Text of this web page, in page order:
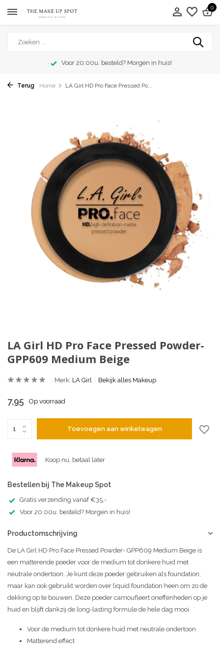
0
Voor 20:00u. besteld? Morgen in huis!
Terug Home LA Girl HD Pro Face Pressed Po...
LA Girl HD Pro Face Pressed Powder-
GPP609 Medium Beige
Merk: LA Girl Bekijk alles Makeup
7,95 Op voorraad
Toevoegen aan winkelwagen
Koop nu, betaal later
Bestellen bij The Makeup Spot
Gratis verzending vanaf €35,-
Voor 20:00u. besteld? Morgen in huis!
Productomschrijving
De LA Girl HD Pro Face Pressed Powder- GPP609 Medium Beige is
een matterende poeder voor de medium tot donkere huid met
neutrale ondertoon. Je kunt deze poeder gebruiken als foundation,
maar kan ook gebruikt worden over liquid foundation heen om zo de
dekking op te bouwen. Deze poeder camoufleert oneffenheden op je
huid en blijft dankzij de long-lasting formule de hele dag mooi.
Voor de medium tot donkere huid met neutrale ondertoon
Matterend effect